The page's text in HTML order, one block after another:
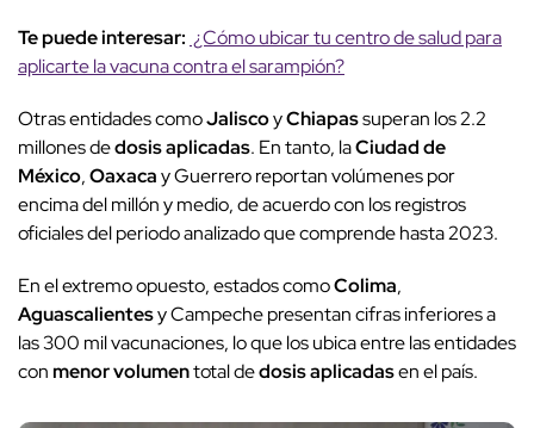
Te puede interesar: ¿Cómo ubicar tu centro de salud para
aplicarte la vacuna contra el sarampión?
Otras entidades comoJaliscoyChiapassuperan los 2.2
millones dedosis aplicadas. En tanto, laCiudad de
México,Oaxacay Guerrero reportan volúmenes por
encima del millón y medio, de acuerdo con los registros
oficiales del periodo analizado que comprende hasta 2023.
En el extremo opuesto, estados comoColima,
Aguascalientesy Campeche presentan cifras inferiores a
las 300 mil vacunaciones, lo que los ubica entre las entidades
conmenor volumentotal dedosis aplicadasen el país.